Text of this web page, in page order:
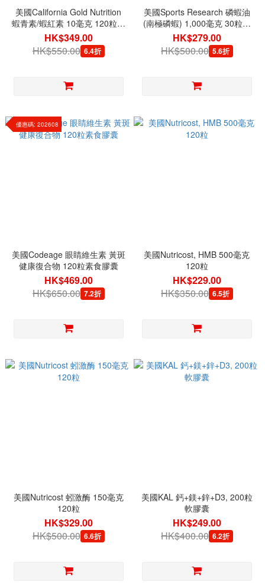
美國California Gold Nutrition
蝦青素/蝦紅素 10毫克 120粒素
食軟膠囊
HK$349.00
HK$550.00 6.4折
美國Sports Research 磷蝦油
(南極磷蝦) 1,000毫克 30粒軟
膠囊
HK$279.00
HK$500.00 5.6折
優惠碼: 202608
美國Codeage 眼睛維生素 黃斑
健康復合物 120粒素食膠囊
HK$469.00
HK$650.00 7.2折
美國Nutricost, HMB 500毫克
120粒
HK$229.00
HK$350.00 6.5折
美國Nutricost 蚓激酶 150毫克
120粒
HK$329.00
HK$500.00 6.6折
美國KAL 鈣+鎂+鋅+D3, 200粒
軟膠囊
HK$249.00
HK$400.00 6.2折